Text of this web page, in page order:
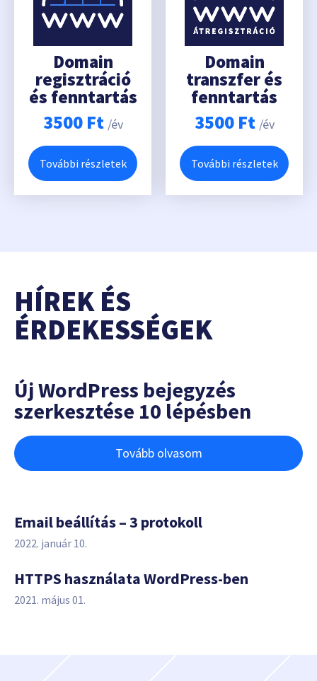
Domain
regisztráció
és fenntartás
3500 Ft /év
További részletek
Domain
transzfer és
fenntartás
3500 Ft /év
További részletek
HÍREK ÉS
ÉRDEKESSÉGEK
Új WordPress bejegyzés
szerkesztése 10 lépésben
Tovább olvasom
Email beállítás – 3 protokoll
2022. január 10.
HTTPS használata WordPress-ben
2021. május 01.